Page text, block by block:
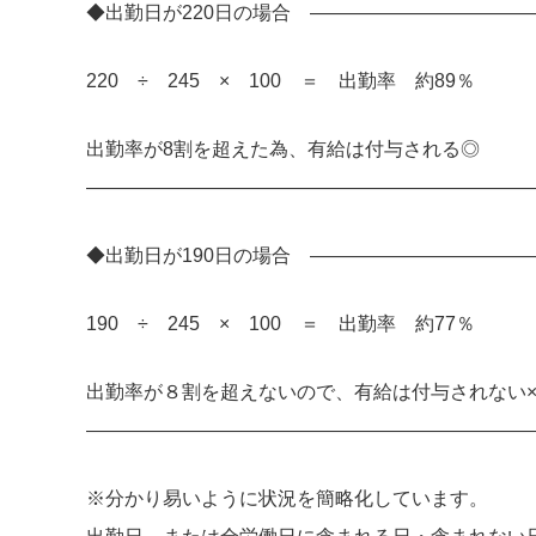
◆出勤日が220日の場合
220 ÷ 245 × 100 ＝ 出勤率 約89％
出勤率が8割を超えた為、有給は付与される◎
◆出勤日が190日の場合
190 ÷ 245 × 100 ＝ 出勤率 約77％
出勤率が８割を超えないので、有給は付与されない×
※分かり易いように状況を簡略化しています。
勤務
北